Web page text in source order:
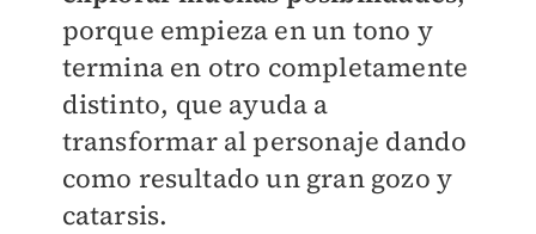
porque empieza en un tono y
termina en otro completamente
distinto, que ayuda a
transformar al personaje dando
como resultado un gran gozo y
catarsis.